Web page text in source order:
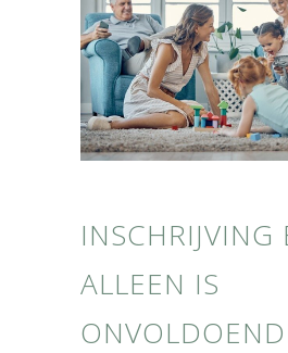
INSCHRIJVING
ALLEEN IS